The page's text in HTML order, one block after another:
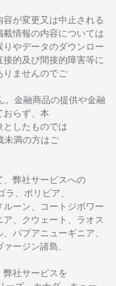
容が変更又は中止さ れる
載情報の内容については
りやデータのダウンロー
接的及び間接的障害等に
りませんのでご
金融商品の提供や金融
らず、 本
としたものでは
未満の方はご
弊社サービスへの
ラ、ボリビア、
ーン、コートジボワー
、クウェート、 ラオス
パプアニューギニア、
ァージン諸島、
弊社サービスを